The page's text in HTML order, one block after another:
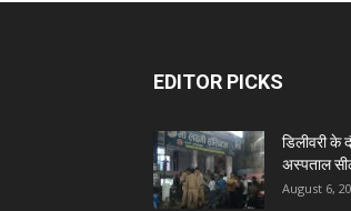
EDITOR PICKS
डिलीवरी के
अस्पताल
August 6,